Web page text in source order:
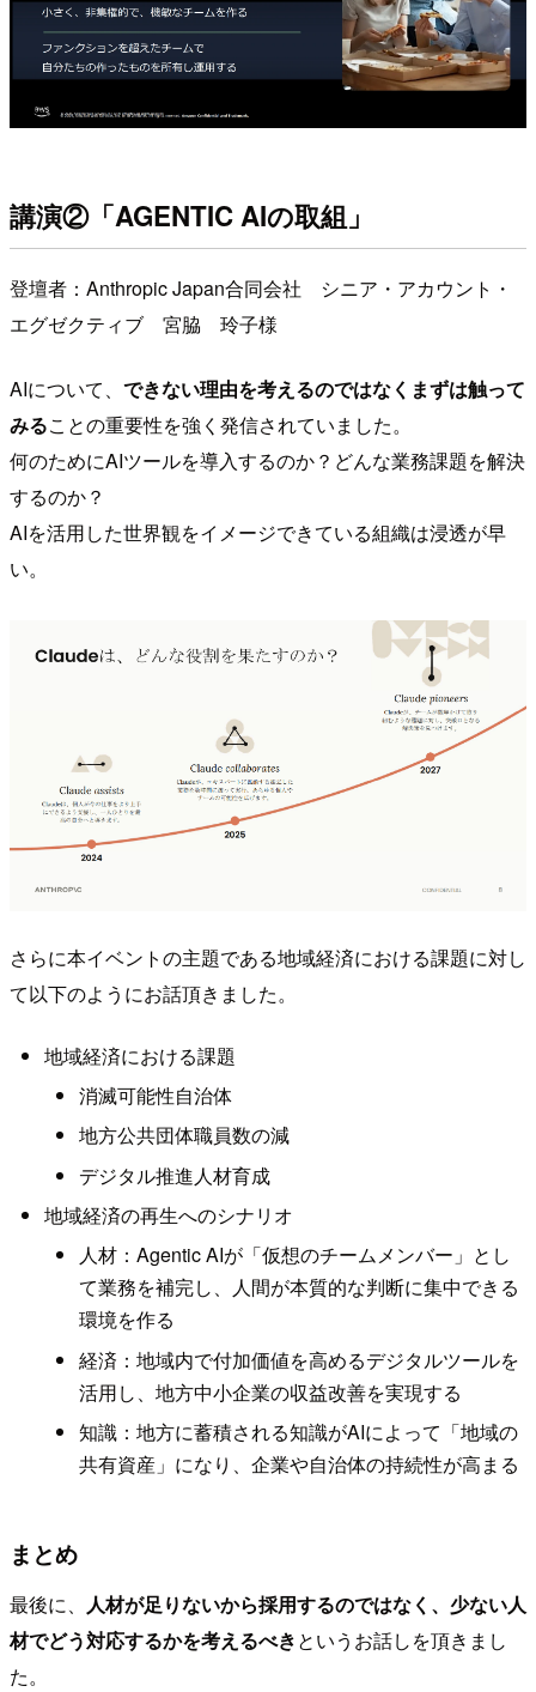
講演②「AGENTIC AIの取組」
登壇者：Anthropic Japan合同会社 シニア・アカウント・
エグゼクティブ 宮脇 玲子様
AIについて、 できない理由を考えるのではなくまずは触って
みることの重要性を強く発信されていました。
何のためにAIツールを導入するのか？どんな業務課題を解決
するのか？
AIを活用した世界観をイメージできている組織は浸透が早
い。
さらに本イベントの主題である地域経済における課題に対し
て以下のようにお話頂きました。
地域経済における課題
消滅可能性自治体
地方公共団体職員数の減
デジタル推進人材育成
地域経済の再生へのシナリオ
人材：Agentic AIが「仮想のチームメンバー」とし
て業務を補完し、人間が本質的な判断に集中できる
環境を作る
経済：地域内で付加価値を高めるデジタルツールを
活用し、地方中小企業の収益改善を実現する
知識：地方に蓄積される知識がAIによって「地域の
共有資産」になり、企業や自治体の持続性が高まる
まとめ
最後に、 人材が足りないから採用するのではなく、少ない人
材でどう対応するかを考えるべきというお話しを頂きまし
た。